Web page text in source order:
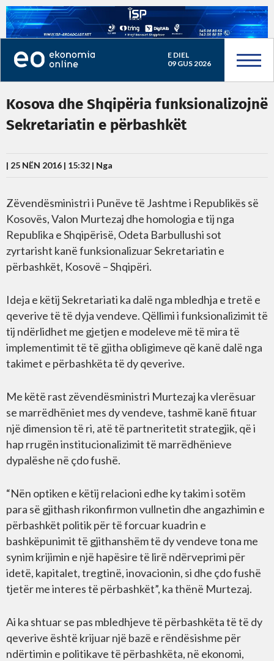
E DIEL
09 GUS 2026
Kosova dhe Shqipëria funksionalizojnë
Sekretariatin e përbashkët
| 25 NËN 2016 | 15:32 | Nga
Zëvendësministri i Punëve të Jashtme i Republikës së
Kosovës, Valon Murtezaj dhe homologia e tij nga
Republika e Shqipërisë, Odeta Barbullushi sot
zyrtarisht kanë funksionalizuar Sekretariatin e
përbashkët, Kosovë – Shqipëri.
Ideja e këtij Sekretariati ka dalë nga mbledhja e tretë e
qeverive të të dyja vendeve. Qëllimi i funksionalizimit të
tij ndërlidhet me gjetjen e modeleve më të mira të
implementimit të të gjitha obligimeve që kanë dalë nga
takimet e përbashkëta të dy qeverive.
Me këtë rast zëvendësministri Murtezaj ka vlerësuar
se marrëdhëniet mes dy vendeve, tashmë kanë fituar
një dimension të ri, atë të partneritetit strategjik, që i
hap rrugën institucionalizimit të marrëdhënieve
dypalëshe në çdo fushë.
“Nën optiken e këtij relacioni edhe ky takim i sotëm
para së gjithash rikonfirmon vullnetin dhe angazhimin e
përbashkët politik për të forcuar kuadrin e
bashkëpunimit të gjithanshëm të dy vendeve tona me
synim krijimin e një hapësire të lirë ndërveprimi për
idetë, kapitalet, tregtinë, inovacionin, si dhe çdo fushë
tjetër me interes të përbashkët”, ka thënë Murtezaj.
Ai ka shtuar se pas mbledhjeve të përbashkëta të të dy
qeverive është krijuar një bazë e rëndësishme për
ndërtimin e politikave të përbashkëta, në ekonomi,